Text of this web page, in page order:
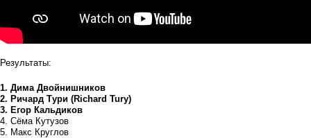
Результаты:
1. Дима Двойнишников
2. Ричард Тури (Richard Tury)
3. Егор Кальдиков
4. Сёма Кутузов
5. Макс Круглов